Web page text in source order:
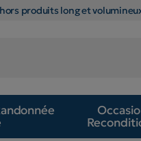
produits long et